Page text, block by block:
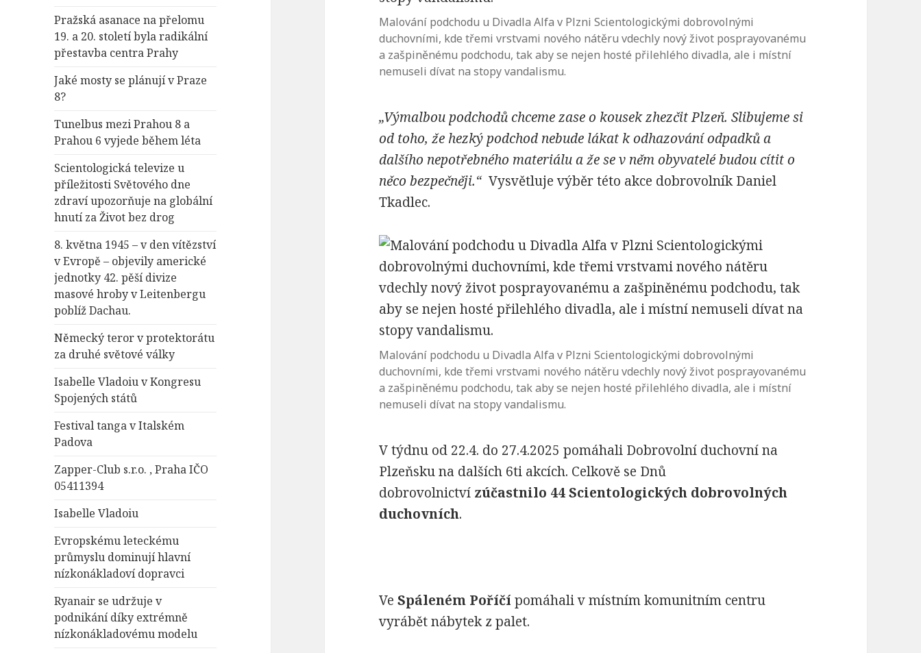
Pražská asanace na přelomu
19. a 20. století byla radikální
přestavba centra Prahy
Jaké mosty se plánují v Praze
8?
Tunelbus mezi Prahou 8 a
Prahou 6 vyjede během léta
Scientologická televize u
příležitosti Světového dne
zdraví upozorňuje na globální
hnutí za Život bez drog
8. května 1945 – v den vítězství
v Evropě – objevily americké
jednotky 42. pěší divize
masové hroby v Leitenbergu
poblíž Dachau.
Německý teror v protektorátu
za druhé světové války
Isabelle Vladoiu v Kongresu
Spojených států
Festival tanga v Italském
Padova
Zapper-Club s.r.o. , Praha IČO
05411394
Isabelle Vladoiu
Evropskému leteckému
průmyslu dominují hlavní
nízkonákladoví dopravci
Ryanair se udržuje v
podnikání díky extrémně
nízkonákladovému modelu
Malování podchodu u Divadla Alfa v Plzni Scientologickými dobrovolnými
duchovními, kde třemi vrstvami nového nátěru vdechly nový život posprayovanému
a zašpiněnému podchodu, tak aby se nejen hosté přilehlého divadla, ale i místní
nemuseli dívat na stopy vandalismu.
„Výmalbou podchodů chceme zase o kousek zhezčit Plzeň. Slibujeme si
od toho, že hezký podchod nebude lákat k odhazování odpadkůa
dalšího nepotřebného materiálu aže se v něm obyvatelébudou cítit o
něco bezpečněji.“ Vysvětluje výběr této akce dobrovolník Daniel
Tkadlec.
Malování podchodu u Divadla Alfa v Plzni Scientologickými dobrovolnými
duchovními, kde třemi vrstvami nového nátěru vdechly nový život posprayovanému
a zašpiněnému podchodu, tak aby se nejen hosté přilehlého divadla, ale i místní
nemuseli dívat na stopy vandalismu.
V týdnu od 22.4. do 27.4.2025 pomáhali Dobrovolní duchovní na
Plzeňsku na dalších 6ti akcích. Celkově se Dnů
dobrovolnictví zúčastnilo 44 Scientologických dobrovolných
duchovních.
VeSpáleném Poříčípomáhali v místním komunitním centru
vyrábět nábytek z palet.